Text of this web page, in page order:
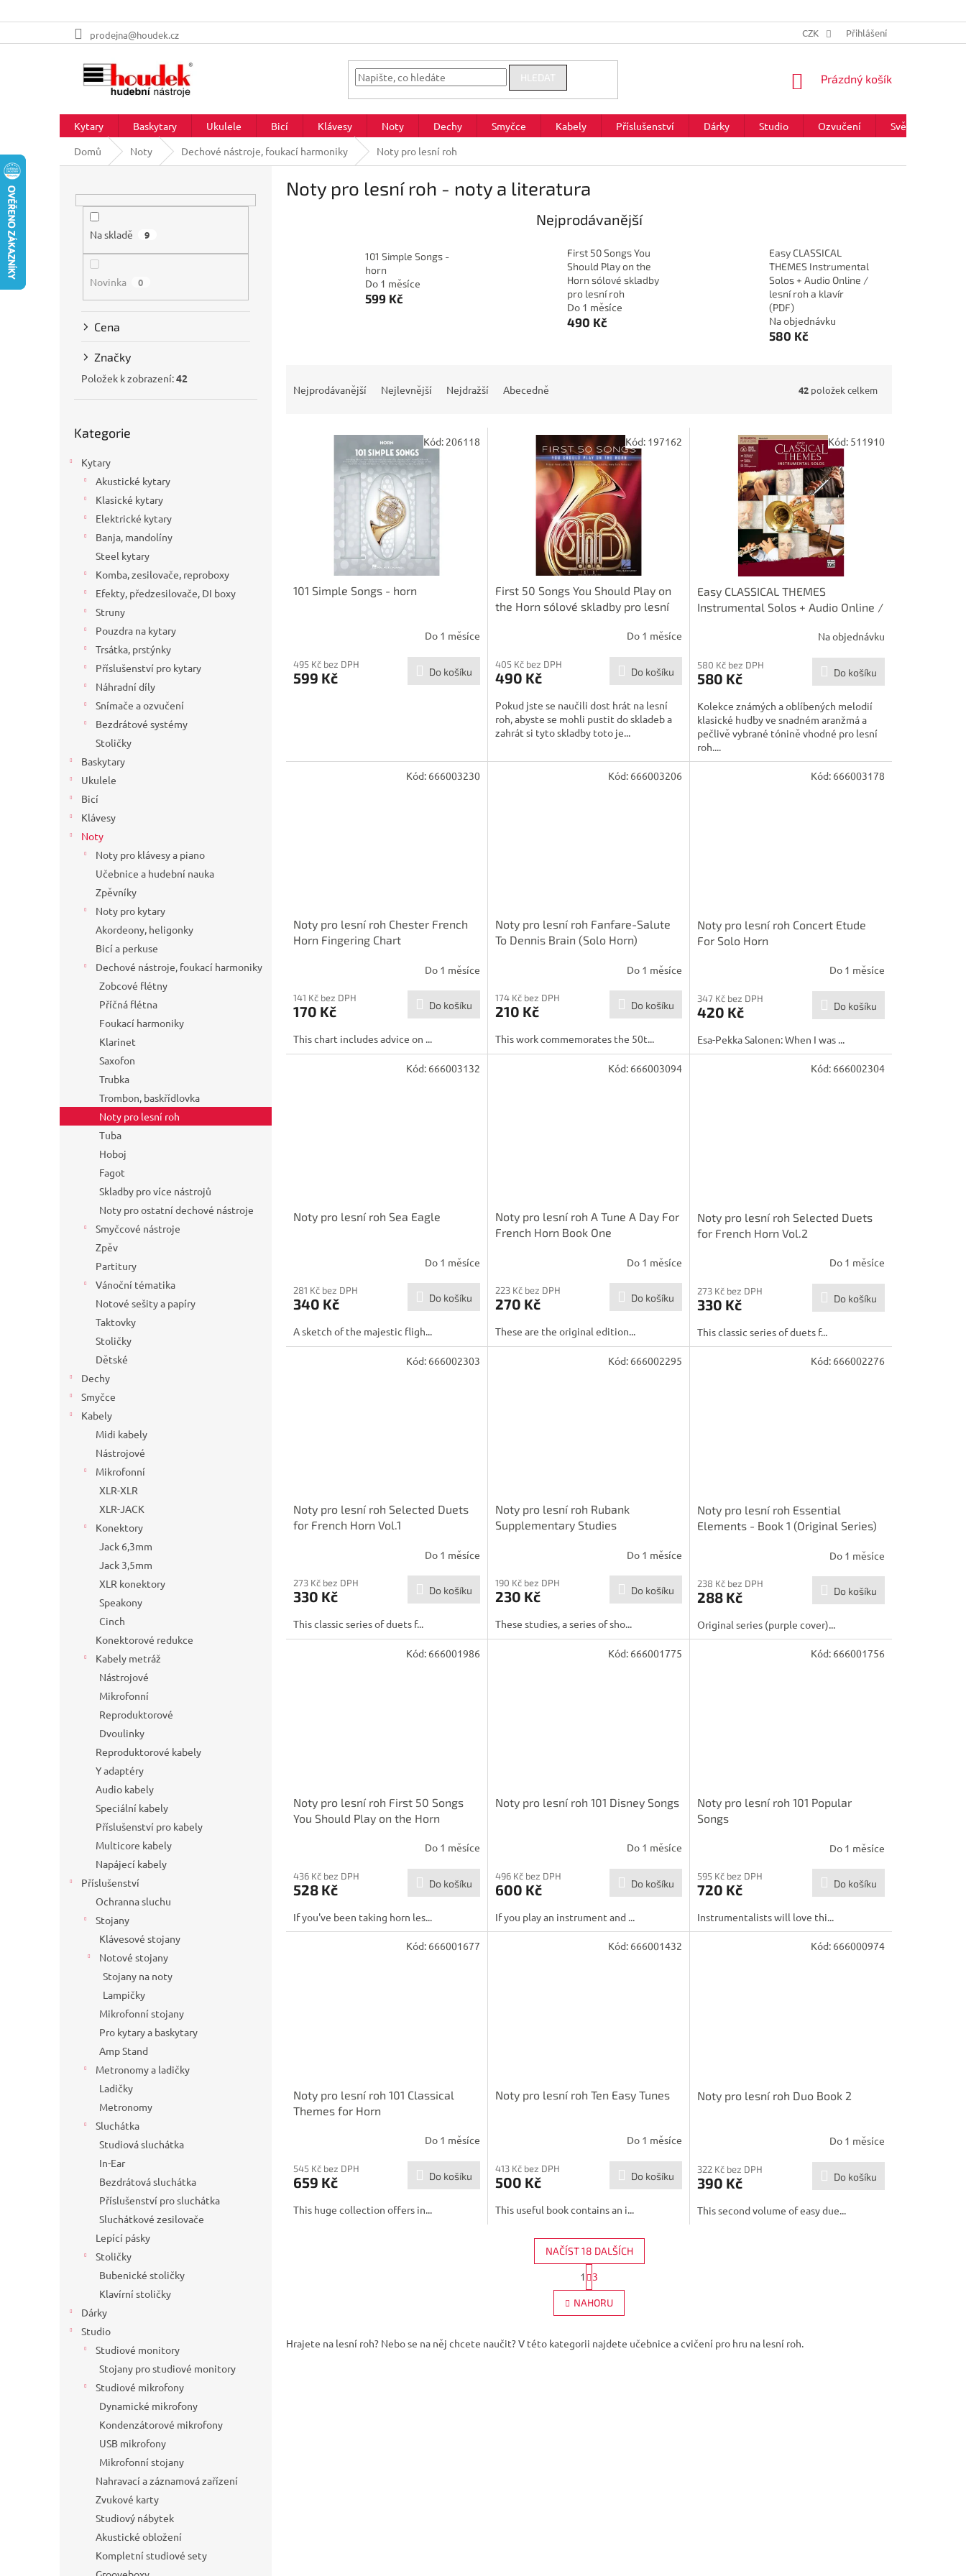
na
prodejna@houdek.cz CZK Přihlášení
HLEDAT
NÁKUPNÍ
Prázdný košík
Kytary Baskytary Ukulele Bicí Klávesy Noty Dechy Smyčce Kabely Příslušenství Dárky Studio Ozvučení Světla
Domů
Noty Dechové nástroje, foukací harmoniky Noty pro lesní roh
Na skladě 9
Novinka 0
Cena
Značky
Položek k zobrazení:42
kategorie
Kategorie
Kytary
Akustické kytary
Klasické kytary
Elektrické kytary
Banja, mandolíny
Steel kytary
Komba, zesilovače, reproboxy
Efekty, předzesilovače, DI boxy
Struny
Pouzdra na kytary
Trsátka, prstýnky
Příslušenství pro kytary
Náhradní díly
Snímače a ozvučení
Bezdrátové systémy
Stoličky
Baskytary
Ukulele
Bicí
Klávesy
Noty
Noty pro klávesy a piano
Učebnice a hudební nauka
Zpěvníky
Noty pro kytary
Akordeony, heligonky
Bicí a perkuse
Dechové nástroje, foukací harmoniky
Zobcové flétny
Příčná flétna
Foukací harmoniky
Klarinet
Saxofon
Trubka
Trombon, baskřídlovka
Noty pro lesní roh
Tuba
Hoboj
Fagot
Skladby pro více nástrojů
Noty pro ostatní dechové nástroje
Smyčcové nástroje
Zpěv
Partitury
Vánoční tématika
Notové sešity a papíry
Taktovky
Stoličky
Dětské
Dechy
Smyčce
Kabely
Midi kabely
Nástrojové
Mikrofonní
XLR-XLR
XLR-JACK
Konektory
Jack 6,3mm
Jack 3,5mm
XLR konektory
Speakony
Cinch
Konektorové redukce
Kabely metráž
Nástrojové
Mikrofonní
Reproduktorové
Dvoulinky
Reproduktorové kabely
Y adaptéry
Audio kabely
Speciální kabely
Příslušenství pro kabely
Multicore kabely
Napájecí kabely
Příslušenství
Ochranna sluchu
Stojany
Klávesové stojany
Notové stojany
Stojany na noty
Lampičky
Mikrofonní stojany
Pro kytary a baskytary
Amp Stand
Metronomy a ladičky
Ladičky
Metronomy
Sluchátka
Studiová sluchátka
In-Ear
Bezdrátová sluchátka
Příslušenství pro sluchátka
Sluchátkové zesilovače
Lepící pásky
Stoličky
Bubenické stoličky
Klavírní stoličky
Dárky
Studio
Studiové monitory
Stojany pro studiové monitory
Studiové mikrofony
Dynamické mikrofony
Kondenzátorové mikrofony
USB mikrofony
Mikrofonní stojany
Nahravací a záznamová zařízení
Zvukové karty
Studiový nábytek
Akustické obložení
Kompletní studiové sety
Noty pro lesní roh - noty a literatura
Nejprodávanější
101 Simple Songs -
horn
Do 1 měsíce
599 Kč
First 50 Songs You
Should Play on the
Horn sólové skladby
pro lesní roh
Do 1 měsíce
490 Kč
Easy CLASSICAL
THEMES Instrumental
Solos + Audio Online /
lesní roh a klavír
(PDF)
Na objednávku
580 Kč
Nejprodávanější Nejlevnější Nejdražší Abecedně 42 položek celkem
101 Simple Songs - horn
Do 1 měsíce
495 Kč bez DPH
599 Kč Do košíku
Kód: 206118
First 50 Songs You Should Play on
the Horn sólové skladby pro lesní
Do 1 měsíce
405 Kč bez DPH
490 Kč Do košíku
Pokud jste se naučili dost hrát na lesní
roh, abyste se mohli pustit do skladeb a
zahrát si tyto skladby toto je...
Kód: 197162
Easy CLASSICAL THEMES
Instrumental Solos + Audio Online /
Na objednávku
580 Kč bez DPH
580 Kč Do košíku
Kolekce známých a oblíbených melodií
klasické hudby ve snadném aranžmá a
pečlivě vybrané tónině vhodné pro lesní
roh....
Kód: 511910
Noty pro lesní roh Chester French
Horn Fingering Chart
Do 1 měsíce
141 Kč bez DPH
170 Kč Do košíku
This chart includes advice on ...
Kód: 666003230
Noty pro lesní roh Fanfare-Salute
To Dennis Brain (Solo Horn)
Do 1 měsíce
174 Kč bez DPH
210 Kč Do košíku
This work commemorates the 50t...
Kód: 666003206
Noty pro lesní roh Concert Etude
For Solo Horn
Do 1 měsíce
347 Kč bez DPH
420 Kč Do košíku
Esa-Pekka Salonen: When I was ...
Kód: 666003178
Noty pro lesní roh Sea Eagle
Do 1 měsíce
281 Kč bez DPH
340 Kč Do košíku
A sketch of the majestic fligh...
Kód: 666003132
Noty pro lesní roh A Tune A Day For
French Horn Book One
Do 1 měsíce
223 Kč bez DPH
270 Kč Do košíku
These are the original edition...
Kód: 666003094
Noty pro lesní roh Selected Duets
for French Horn Vol.2
Do 1 měsíce
273 Kč bez DPH
330 Kč Do košíku
This classic series of duets f...
Kód: 666002304
Noty pro lesní roh Selected Duets
for French Horn Vol.1
Do 1 měsíce
273 Kč bez DPH
330 Kč Do košíku
This classic series of duets f...
Kód: 666002303
Noty pro lesní roh Rubank
Supplementary Studies
Do 1 měsíce
190 Kč bez DPH
230 Kč Do košíku
These studies, a series of sho...
Kód: 666002295
Noty pro lesní roh Essential
Elements - Book 1 (Original Series)
Do 1 měsíce
238 Kč bez DPH
288 Kč Do košíku
Original series (purple cover)...
Kód: 666002276
Noty pro lesní roh First 50 Songs
You Should Play on the Horn
Do 1 měsíce
436 Kč bez DPH
528 Kč Do košíku
If you've been taking horn les...
Kód: 666001986
Noty pro lesní roh 101 Disney Songs
Do 1 měsíce
496 Kč bez DPH
600 Kč Do košíku
If you play an instrument and ...
Kód: 666001775
Noty pro lesní roh 101 Popular
Songs
Do 1 měsíce
595 Kč bez DPH
720 Kč Do košíku
Instrumentalists will love thi...
Kód: 666001756
Noty pro lesní roh 101 Classical
Themes for Horn
Do 1 měsíce
545 Kč bez DPH
659 Kč Do košíku
This huge collection offers in...
Kód: 666001677
Noty pro lesní roh Ten Easy Tunes
Do 1 měsíce
413 Kč bez DPH
500 Kč Do košíku
This useful book contains an i...
Kód: 666001432
Noty pro lesní roh Duo Book 2
Do 1 měsíce
322 Kč bez DPH
390 Kč Do košíku
This second volume of easy due...
Kód: 666000974
O
v
l
d
a
NAČÍST 18 DALŠÍCH
S
t
r
á
n
o
1 3
NAHORU
Hrajete na lesní roh? Nebo se na něj chcete naučit? V této kategorii najdete učebnice a cvičení pro hru na lesní roh.